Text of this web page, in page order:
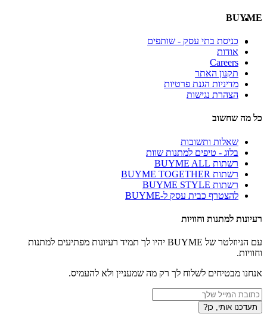
BUYME
כניסת בתי עסק - שותפים
אודות
Careers
תקנון האתר
מדיניות הגנת פרטיות
הצהרת נגישות
כל מה שחשוב
שאלות ותשובות
בלוג - טיפים למתנות שוות
רשתות BUYME ALL
רשתות BUYME TOGETHER
רשתות BUYME STYLE
להצטרף כבית עסק ל-BUYME
רעיונות למתנות וחוויות
עם הניוזלטר של BUYME יהיו לך תמיד רעיונות מפתיעים למתנות
וחוויות.
אנחנו מבטיחים לשלוח לך רק מה שמעניין ולא להעמיס.
תעדכנו אותי, כן?